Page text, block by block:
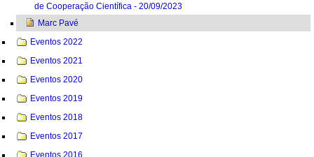
de Cooperação Científica - 20/09/2023
Marc Pavé
Eventos 2022
Eventos 2021
Eventos 2020
Eventos 2019
Eventos 2018
Eventos 2017
Eventos 2016